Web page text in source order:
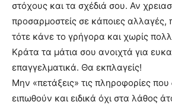
στόχους και τα σχέδιά σου. Αν
προσαρμοστείς σε κάποιες αλλαγές,
τότε κάνε το γρήγορα και χωρίς
Κράτα τα μάτια σου ανοιχτά για
επαγγελματικά. Θα εκπλαγείς!
Μην «πετάξεις» τις πληροφορίες
ειπωθούν και ειδικά όχι στα λάθος